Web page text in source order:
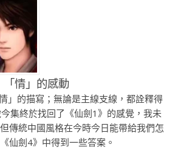
「情」的感動
」的描寫；無論是主線支線，都詮釋得
集終於找回了《仙劍1》的感覺，我未
傳統中國風格在今時今日能帶給我們怎
仙劍4》中得到一些答案。